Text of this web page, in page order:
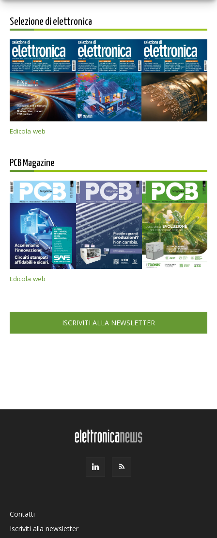
Selezione di elettronica
Edicola web
PCB Magazine
Edicola web
ISCRIVITI ALLA NEWSLETTER
Contatti
Iscriviti alla newsletter